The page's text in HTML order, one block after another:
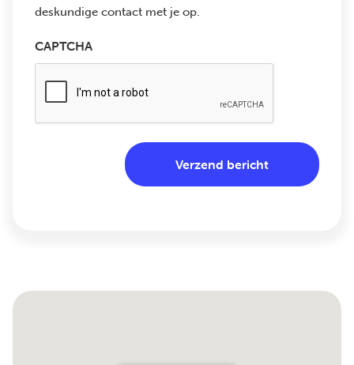
deskundige contact met je op.
CAPTCHA